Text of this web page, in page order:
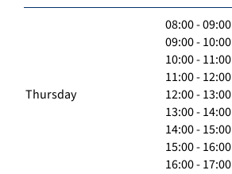
Thursday
08:00 - 09:00
09:00 - 10:00
10:00 - 11:00
11:00 - 12:00
12:00 - 13:00
13:00 - 14:00
14:00 - 15:00
15:00 - 16:00
16:00 - 17:00